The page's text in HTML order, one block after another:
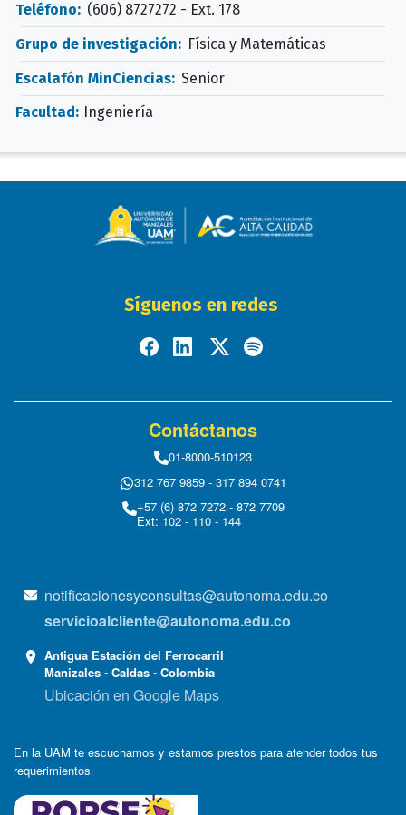
Teléfono: (606) 8727272 - Ext. 178
Grupo de investigación: Física y Matemáticas
Escalafón MinCiencias: Senior
Facultad:
Ingeniería
Síguenos en redes
Contáctanos
01-8000-510123
312 767 9859 - 317 894 0741
+57 (6) 872 7272 - 872 7709
Ext: 102 - 110 - 144
notificacionesyconsultas@autonoma.edu.co
servicioalcliente@autonoma.edu.co
Antigua Estación del Ferrocarril
Manizales - Caldas - Colombia
Ubicación en Google Maps
En la UAM te escuchamos y estamos prestos para atender todos tus
requerimientos